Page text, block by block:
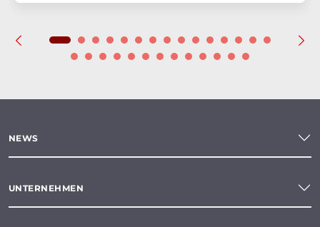
NEWS
UNTERNEHMEN